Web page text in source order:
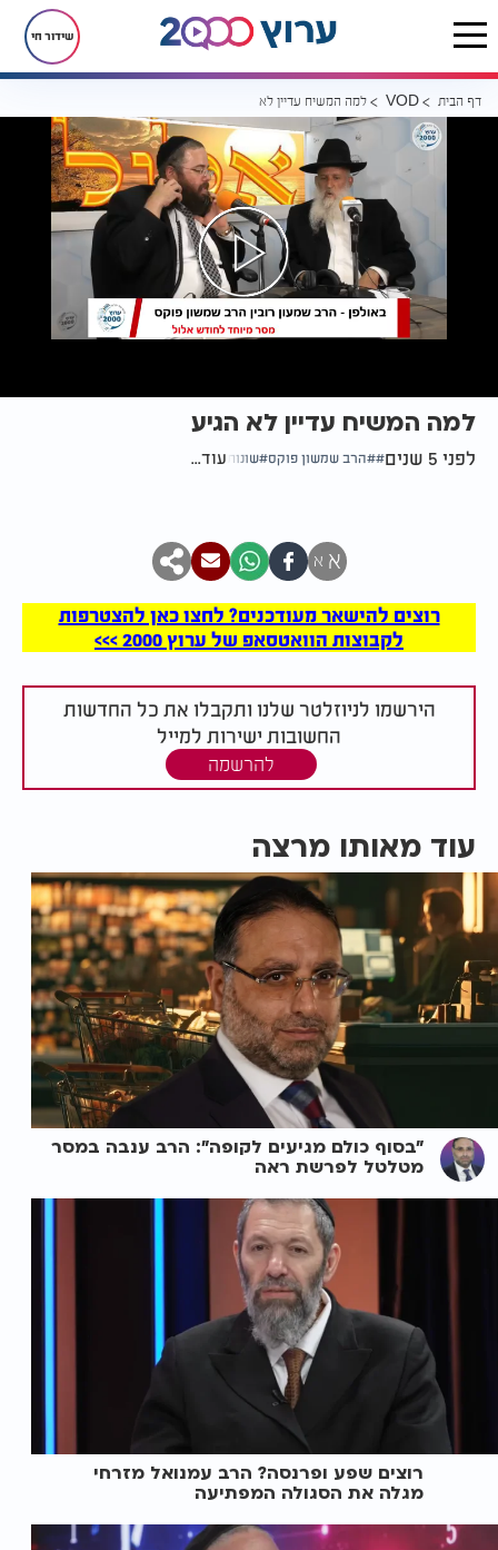
שידור חי
דף הבית VOD למה המשיח עדיין לא הגיע
למה המשיח עדיין לא הגיע
לפני 5 שנים הרב שמשון פוקס שונות עוד...
א א
רוצים להישאר מעודכנים? לחצו כאן להצטרפות
לקבוצות הוואטסאפ של ערוץ 2000 >>>
הירשמו לניוזלטר שלנו ותקבלו את כל החדשות
החשובות ישירות למייל
להרשמה
עוד מאותו מרצה
"בסוף כולם מגיעים לקופה": הרב ענבה במסר
מטלטל לפרשת ראה
רוצים שפע ופרנסה? הרב עמנואל מזרחי
מגלה את הסגולה המפתיעה